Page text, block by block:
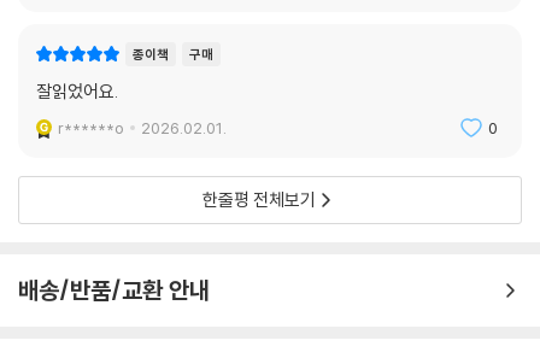
종이책 구매
잘읽었어요.
r******o 2026.02.01. 0
한줄평 전체보기
배송/반품/교환 안내